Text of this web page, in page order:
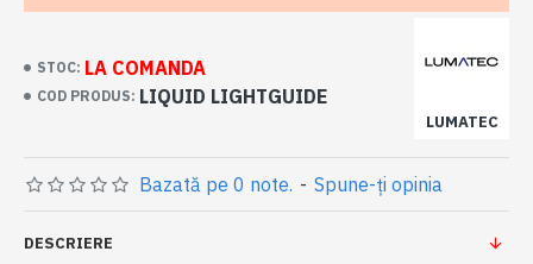
STOC: LA COMANDA
COD PRODUS: LIQUID LIGHTGUIDE
LUMATEC
Bazată pe 0 note. - Spune-ţi opinia
DESCRIERE